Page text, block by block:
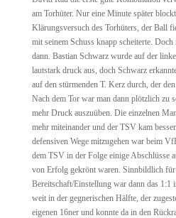
am Torhüter. Nur eine Minute später
Klärungsversuch des Torhüters, der Ball
mit seinem Schuss knapp scheiterte.
dann. Bastian Schwarz wurde auf der
lautstark druck aus, doch Schwarz
auf den stürmenden T. Kerz durch, der
Nach dem Tor war man dann plötzlich zu
mehr Druck auszuüben. Die einzelnen
mehr miteinander und der TSV kam
defensiven Wege mitzugehen war beim
dem TSV in der Folge einige Abschlüsse
von Erfolg gekrönt waren. Sinnbildlich für
Bereitschaft/Einstellung war dann das
weit in der gegnerischen Hälfte, der
eigenen 16ner und konnte da in den